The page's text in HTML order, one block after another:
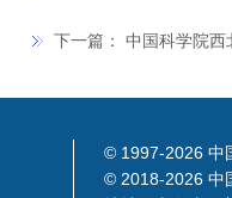
下一篇： 中国科学院西
© 1997-2026 中
© 2018-2026 中